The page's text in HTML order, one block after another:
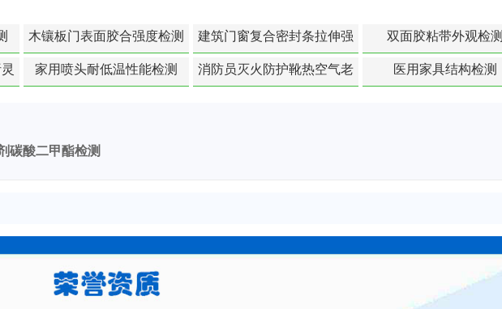
木镶板门表面胶合强度检测
建筑门窗复合密封条拉伸强
度-硬质塑料材料检测
双面胶粘带外观检测
家用喷头耐低温性能检测
消防员灭火防护靴热空气老
医用家具结构检测
碳酸二甲酯检测